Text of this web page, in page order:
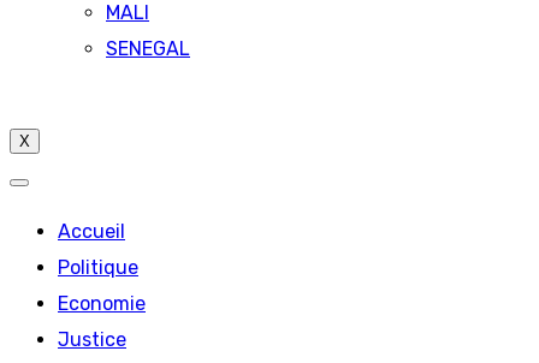
MALI
SENEGAL
X
Accueil
Politique
Economie
Justice